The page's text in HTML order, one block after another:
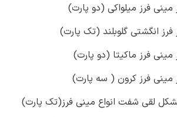
فرز میلواکی (دو پارت)
انگشتی گلوبلند (تک پارت)
فرز ماکیتا (دو پارت)
مینی فرز کرون ( سه پارت)
لقی شفت انواع مینی فرز(تک پارت)